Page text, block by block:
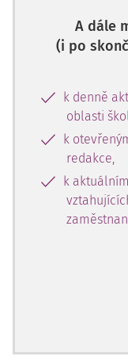
A dále
(i po
k denně
oblasti
k
redakce,
k